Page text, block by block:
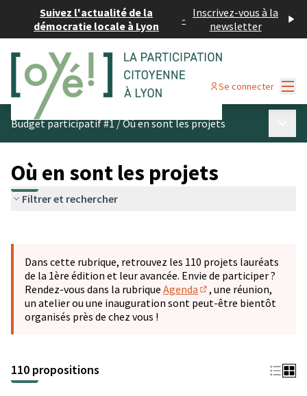
Suivez l'actualité de la
démocratie locale à Lyon
- Inscrivez-vous à la
newsletter
Se connecter
Budget participatif #1/Où en sont les projets
Où en sont les projets
Filtrer et rechercher
−
Dans cette rubrique, retrouvez les 110 projets lauréats
de la 1ère édition et leur avancée. Envie de participer ?
Rendez-vous dans la rubrique Agenda
(S'ouvre dans un
, une réunion,
un atelier ou une inauguration sont peut-être bientôt
organisés près de chez vous !
110 propositions